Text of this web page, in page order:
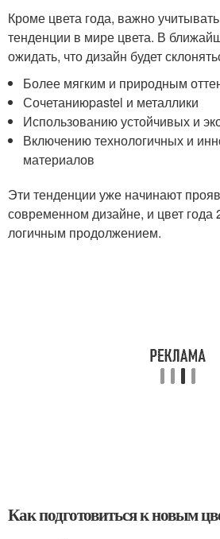
Кроме цвета года, важно
тенденции в мире цвета. В
ожидать, что дизайн будет
Более мягким и природным
Сочетаниюpastel и металлики
Использованию устойчивых и
Включению технологичных и
материалов
Эти тенденции уже начинают
современном дизайне, и цвет года
логичным продолжением.
Как подготовиться к новым